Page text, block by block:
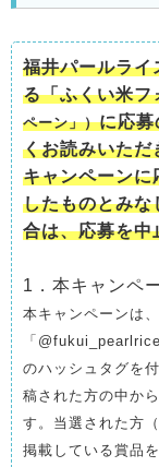
福井パールライ
る「ふくい米フ
ペーン」）に応募
くお読みいただ
キャンペーンに
したものとみな
合は、応募を中
1．本キャンペ
本キャンペーンは
「
のハッシュタグを
稿された方の中か
す。当選された方
掲載している賞品